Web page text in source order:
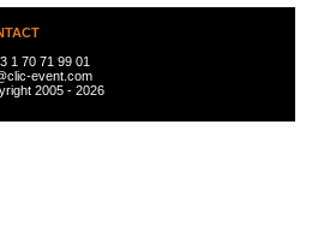
1 70 71 99 01
event.com
2005 - 2026